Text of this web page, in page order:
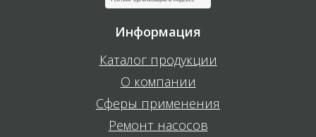
Информация
Каталог продукции
О компании
Сферы применения
Ремонт насосов